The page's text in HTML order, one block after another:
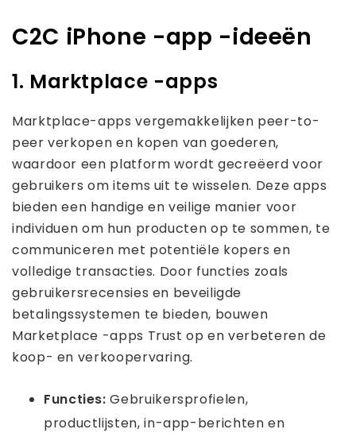
C2C iPhone -app -ideeën
1. Marktplace -apps
Marktplace-apps vergemakkelijken peer-to-
peer verkopen en kopen van goederen,
waardoor een platform wordt gecreëerd voor
gebruikers om items uit te wisselen. Deze apps
bieden een handige en veilige manier voor
individuen om hun producten op te sommen, te
communiceren met potentiële kopers en
volledige transacties. Door functies zoals
gebruikersrecensies en beveiligde
betalingssystemen te bieden, bouwen
Marketplace -apps Trust op en verbeteren de
koop- en verkoopervaring.
Functies:Gebruikersprofielen,
productlijsten, in-app-berichten en